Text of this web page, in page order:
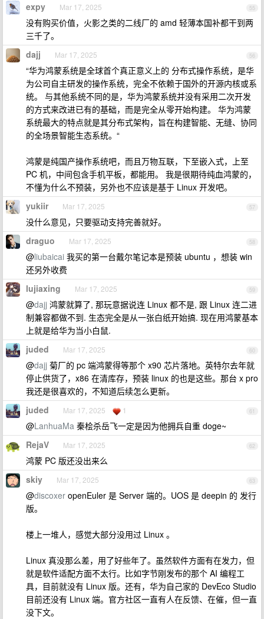
55
expy Mar 17, 2025
没有购买价值，火影之类的二线厂的 amd 轻薄本国补都干到两
三千了。
56
dajj Mar 17, 2025
“华为鸿蒙系统是全球首个真正意义上的 分布式操作系统，是华
为公司自主研发的操作系统，完全不依赖于国外的开源内核或系
统。 与其他系统不同的是，华为鸿蒙系统并没有采用二次开发
的方式来改进已有的基础，而是完全从零开始构建。 华为鸿蒙
系统最大的特点就是其分布式架构，旨在构建智能、无缝、协同
的全场景智能生态系统。“
鸿蒙是纯国产操作系统吧，而且万物互联，下至嵌入式，上至
PC 机，中间包含手机平板，都能用。 我是很期待纯血鸿蒙的，
不懂为什么不预装，另外也不应该是基于 Linux 开发吧。
57
yukiir Mar 17, 2025
没什么意见，只要驱动支持完善就好。
58
draguo Mar 17, 2025
@liubaicai 我买的第一台戴尔笔记本是预装 ubuntu ，想装 win
还另外收费
59
lujiaxing Mar 17, 2025
@dajj 鸿蒙就算了, 那玩意据说连 Linux 都不是, 跟 Linux 连二进
制兼容都做不到. 生态完全是从一张白纸开始搞. 现在用鸿蒙基本
上就是给华为当小白鼠.
60
juded Mar 17, 2025
@dajj 菊厂的 pc 端鸿蒙得等那个 x90 芯片落地。英特尔去年就
停止供货了，x86 在清库存，预装 linux 的也是这些。那台 x pro
我还是很喜欢的，不知道后续怎么更新。
61
juded Mar 17, 2025 1
@LanhuaMa 秦桧杀岳飞一定是因为他拥兵自重 doge~
62
RejaV Mar 17, 2025
鸿蒙 PC 版还没出来么
63
skiy Mar 17, 2025
@discoxer openEuler 是 Server 端的。UOS 是 deepin 的 发行
版。
楼上一堆人，感觉大部分没用过 Linux 。
Linux 真没那么差，用了好些年了。虽然软件方面有在发力，但
就是软件适配方面不太行。比如字节刚发布的那个 AI 编程工
具，目前就没有 Linux 版。还有，华为自己家的 DevEco Studio
目前还没有 Linux 端。官方社区一直有人在反馈、在催，但一直
没下文。